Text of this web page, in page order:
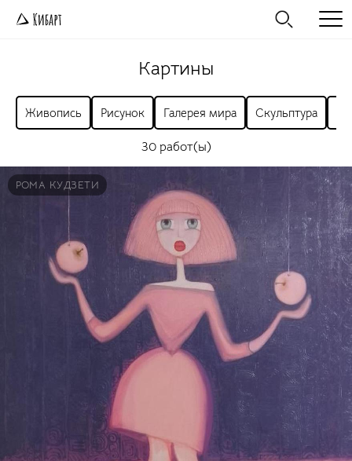
Картины
Живопись Рисунок Галерея мира Скульптура
30 работ(ы)
РОМА КУДЗЕТИ